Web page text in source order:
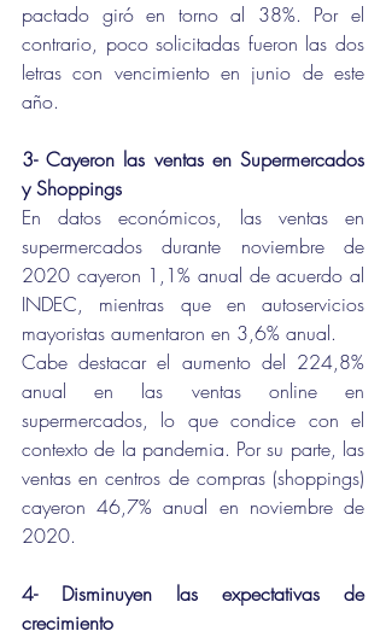
pactado giró en torno al 38%. Por el
contrario, poco solicitadas fueron las dos
letras con vencimiento en junio de este
año.
3- Cayeron las ventas en Supermercados
y Shoppings
En datos económicos, las ventas en
supermercados durante noviembre de
2020 cayeron 1,1% anual de acuerdo al
INDEC, mientras que en autoservicios
mayoristas aumentaron en 3,6% anual.
Cabe destacar el aumento del 224,8%
anual en las ventas online en
supermercados, lo que condice con el
contexto de la pandemia. Por su parte, las
ventas en centros de compras (shoppings)
cayeron 46,7% anual en noviembre de
2020.
4- Disminuyen las expectativas de
crecimiento